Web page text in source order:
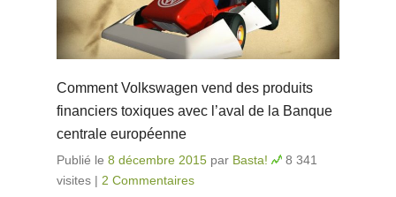
Comment Volkswagen vend des produits
financiers toxiques avec l’aval de la Banque
centrale européenne
Publié le 8 décembre 2015 par Basta!
8 341
visites | 2 Commentaires